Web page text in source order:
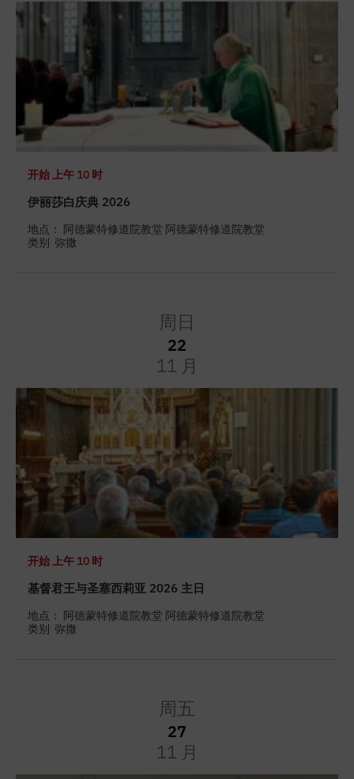
开始上午 10 时
伊丽莎白庆典 2026
地点： 阿德蒙特修道院教堂 阿德蒙特修道院教堂
类别 弥撒
周日
22
11 月
开始上午 10 时
基督君王与圣塞西莉亚 2026 主日
地点： 阿德蒙特修道院教堂 阿德蒙特修道院教堂
类别 弥撒
周五
27
11 月